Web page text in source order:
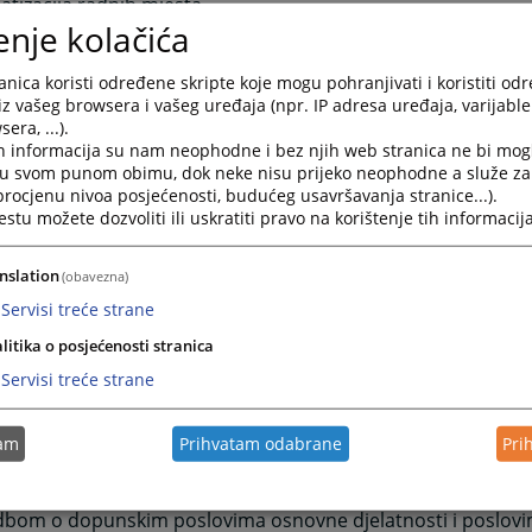
Općinskim sudom u Tuzli i organizacionim jedinicama
suda
u vršenju poslova i zadataka
rada
i disciplinska odgovornost
sa posebnim ovlaštenjima
javnosti rada
i završne odredbe
suda vrši se od strane Visokog sudskog i tužilačkog
u skladu sa važećim propisima.
za postavljenje državnih službenika su propisani
državnoj službi u FBiH („Sl. novine FBiH“ broj: 29/03, 23/
06), a posebni uvjeti utvrđeni su Pravilnikom o
mjesto posebno.
za prijem namještenika u radni odnos propisani su
namještenicima u organima državne službe u FBiH („Sl.
a posebni uvjeti utvrđeni su Pravilnikom o unutrašnjoj
o dopunskim poslovima osnovne djelatnosti i
kolačića
koristi određene skripte koje mogu pohranjivati i koristiti
vašeg browsera i vašeg uređaja (npr. IP adresa uređaja,
...).
informacija su nam neophodne i bez njih web stranica ne bi
svom punom obimu, dok neke nisu prijeko neophodne a služe
nivoa posjećenosti, budućeg usavršavanja stranice...).
možete dozvoliti ili uskratiti pravo na korištenje tih
(obavezna)
Servisi treće strane
o posjećenosti stranica
Servisi treće strane
Prihvatam odabrane